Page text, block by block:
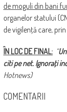
de moguli din bani
organelor statului
de vigilenţă care,
ÎN LOC DE FINAL: “
citi pe net. Ignoraţi
Hotnews)
COMENTARII